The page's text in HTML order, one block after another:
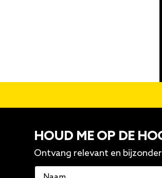
HOUD ME OP DE
Ontvang relevant en
Naam